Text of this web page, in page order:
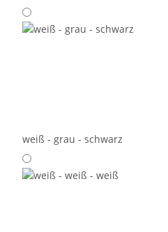
weiß - grau - schwarz